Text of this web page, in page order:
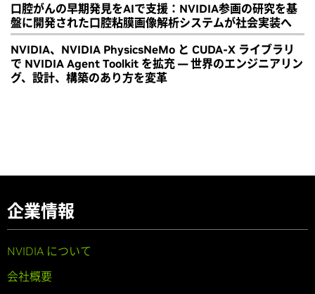
口腔がんの早期発見をAIで支援：NVIDIA参画の研究を基
盤に開発された口腔粘膜画像解析システムが社会実装へ
NVIDIA、NVIDIA PhysicsNeMo と CUDA-X ライブラリ
で NVIDIA Agent Toolkit を拡充 ― 世界のエンジニアリン
グ、設計、構築のあり方を変革
企業情報
NVIDIA について
会社概要